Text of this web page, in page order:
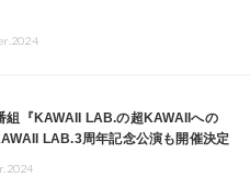
組『KAWAII LAB.の超KAWAIIへの
LAB.3周年記念公演も開催決定